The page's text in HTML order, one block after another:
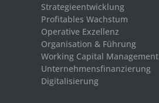
Strategieentwicklung
Profitables Wachstum
Operative Exzellenz
Organisation & Führung
Working Capital Management
Unternehmensfinanzierung
Digitalisierung